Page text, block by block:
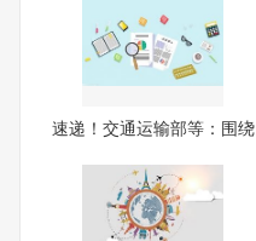
速递！交通运输部等：围绕